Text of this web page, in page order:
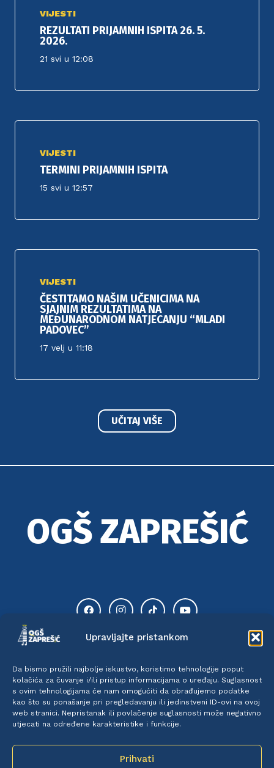
Upravljajte pristankom
Da bismo pružili najbolje iskustvo, koristimo tehnologije poput
kolačića za čuvanje i/ili pristup informacijama o uređaju. Suglasnost
s ovim tehnologijama će nam omogućiti da obrađujemo podatke
kao što su ponašanje pri pregledavanju ili jedinstveni ID-ovi na ovoj
web stranici. Nepristanak ili povlačenje suglasnosti može negativno
utjecati na određene karakteristike i funkcije.
Prihvati
VIJESTI
REZULTATI PRIJAMNIH ISPITA 26. 5.
2026.
21 svi u 12:08
VIJESTI
TERMINI PRIJAMNIH ISPITA
15 svi u 12:57
VIJESTI
ČESTITAMO NAŠIM UČENICIMA NA
SJAJNIM REZULTATIMA NA
MEĐUNARODNOM NATJECANJU “MLADI
PADOVEC”
17 velj u 11:18
UČITAJ VIŠE
OGŠ ZAPREŠIĆ
TIK TOK INSTAGRAM